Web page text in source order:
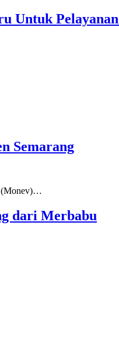
Untuk
Semarang
(Monev)…
dari Merbabu